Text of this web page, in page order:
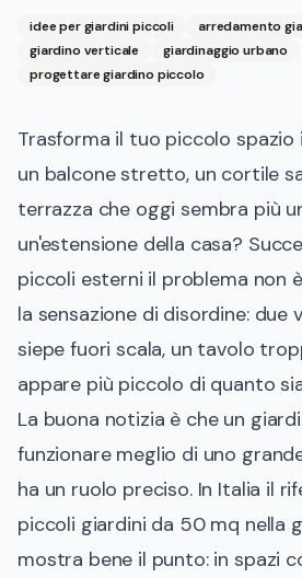
idee per giardini piccoli
arredamento
giardino verticale
giardinaggio urbano
progettare giardino piccolo
Trasforma il tuo piccolo spazio
un balcone stretto, un cortile
terrazza che oggi sembra più
un'estensione della casa?
piccoli esterni il problema non
la sensazione di disordine: due
siepe fuori scala, un tavolo
appare più piccolo di quanto
La buona notizia è che un
funzionare meglio di uno
ha un ruolo preciso. In Italia il
piccoli giardini da 50 mq nella
mostra bene il punto: in spazi